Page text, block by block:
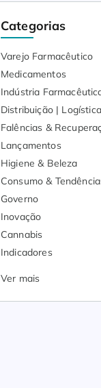
Categorias
Varejo Farmacêutico
Medicamentos
Indústria
Distribuição | Logística
Falências &
Lançamentos
Higiene & Beleza
Consumo &
Governo
Inovação
Cannabis
Indicadores
Ver mais